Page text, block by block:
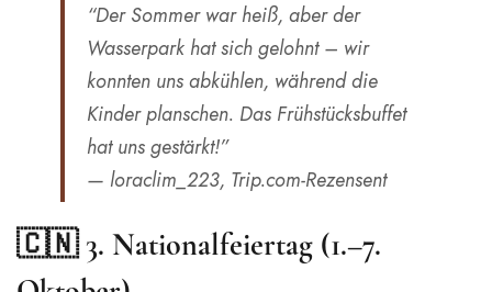
“Der Sommer war heiß, aber der
Wasserpark hat sich gelohnt – wir
konnten uns abkühlen, während die
Kinder planschen. Das Frühstücksbuffet
hat uns gestärkt!”
— loraclim_223, Trip.com-Rezensent
🇨🇳 3. Nationalfeiertag (1.–7.